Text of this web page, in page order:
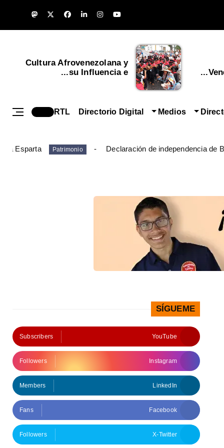
Cultura Afrovenezolana y
su Influencia e...
Medios
Directorio Digital
RTL
Declaración de independencia de
Patrimonio
Esparta
SÍGUEME
YouTube
Subscribers
Instagram
Followers
LinkedIn
Members
Facebook
Fans
X-Twitter
Followers